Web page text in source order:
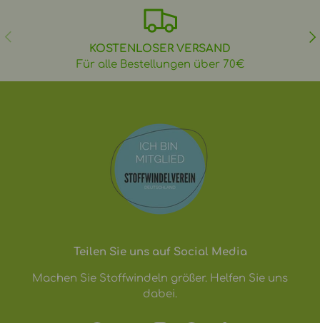
VORHERIGE
KOSTENLOSER VERSAND
Für alle Bestellungen über 70€
Teilen Sie uns auf Social Media
Machen Sie Stoffwindeln größer. Helfen Sie uns
dabei.